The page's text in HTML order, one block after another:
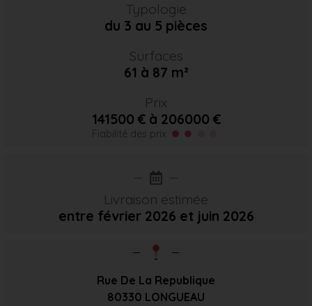
Typologie
du 3 au 5 pièces
Surfaces
61 à 87 m²
Prix
141500 € à 206000 €
Fiabilité des prix
Livraison estimée
entre février 2026 et juin 2026
Rue De La Republique
80330 LONGUEAU